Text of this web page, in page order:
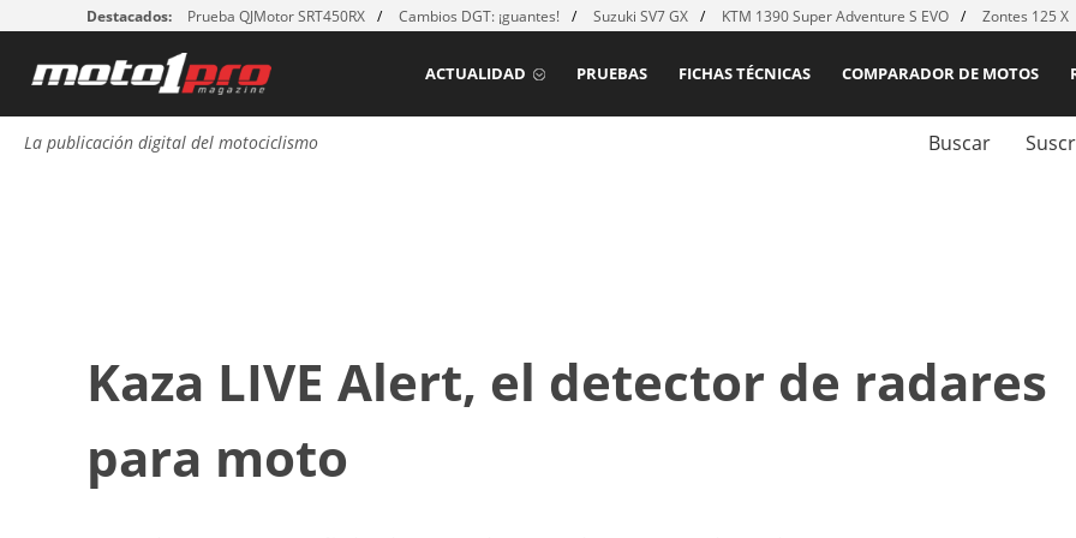
Destacados: Prueba QJMotor SRT450RX Cambios DGT: ¡guantes! Suzuki SV7 GX KTM 1390 Super Adventure S EVO Zontes 125 X
COMPARADOR DE MOTOS
FICHAS TÉCNICAS
PRUEBAS
ACTUALIDAD
La publicación digital del motociclismo Buscar
Kaza LIVE Alert, el detector de radares
para moto